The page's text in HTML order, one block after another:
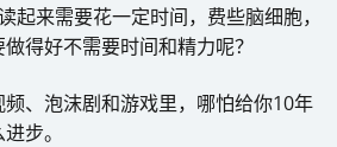
起来需要花一定时间，费些脑细胞，
得好不需要时间和精力呢？
、泡沫剧和游戏里，哪怕给你10年
步。